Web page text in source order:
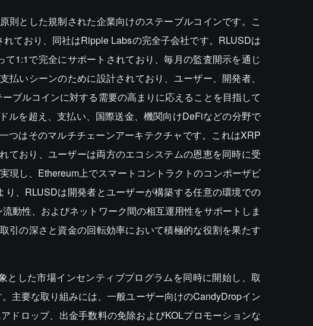
則とした規制された企業向けのステーブルコインです。こ
ており、同社はRipple Labsの完全子会社です。RLUSDは
1:1で完全にサポートされており、毎月の監査開示を通じ
いシーンのために設計されており、ユーザー、開発者、
ブルコインに対する需要の高まりに応えることを目指して
ルを超え、支払い、国際送金、機関向けDeFiなどの分野で
つはそのマルチチェーンアーキテクチャです。これはXRP
ており、ユーザーは両方のエコシステムの恩恵を同時に受
現し、Ethereum上でスマートコントラクトのコンポーザビ
、RLUSDは開発者とユーザーが構築する任意の環境での
動性、およびネットワーク間の相互運用性をサポートしま
引の深さと資金の回転効率において積極的な役割を果たす
した市場インセンティブプログラムを同時に開始し、取
主要な取り組みには、一般ユーザー向けのCandyDropイン
ドロップ、出金手数料の免除およびKOLプロモーションな